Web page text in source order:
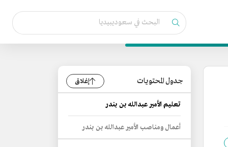
جدول المحتويات إغلاق
تعليم الأمير عبدالله بن بندر
أعمال ومناصب الأمير عبدالله بن بندر